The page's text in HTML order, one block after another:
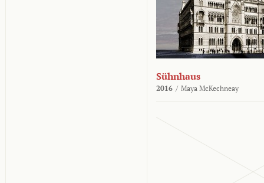
Sühnhaus
2016 / Maya McKechneay